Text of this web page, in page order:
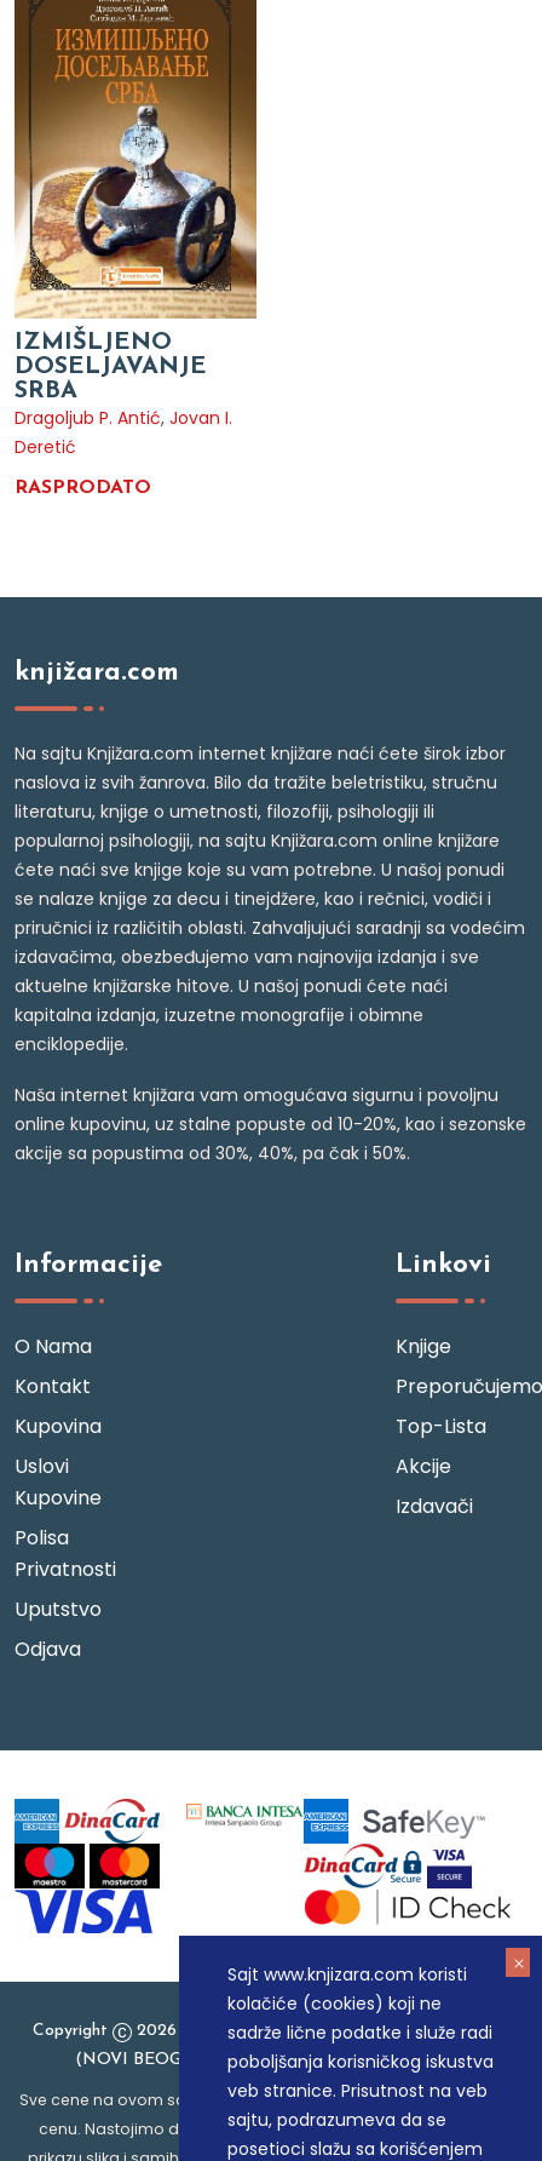
Sajt www.knjizara.com koristi
kolačiće (cookies) koji ne
sadrže lične podatke i služe radi
poboljšanja korisničkog iskustva
veb stranice. Prisutnost na veb
sajtu, podrazumeva da se
posetioci slažu sa korišćenjem
IZMIŠLJENO
DOSELJAVANJE
SRBA
Dragoljub P. Antić, Jovan I.
Deretić
RASPRODATO
knjižara.com
Na sajtu Knjižara.com internet knjižare naći ćete širok izbor
naslova iz svih žanrova. Bilo da tražite beletristiku, stručnu
literaturu, knjige o umetnosti, filozofiji, psihologiji ili
popularnoj psihologiji, na sajtu Knjižara.com online knjižare
ćete naći sve knjige koje su vam potrebne. U našoj ponudi
se nalaze knjige za decu i tinejdžere, kao i rečnici, vodiči i
priručnici iz različitih oblasti. Zahvaljujući saradnji sa vodećim
izdavačima, obezbeđujemo vam najnovija izdanja i sve
aktuelne knjižarske hitove. U našoj ponudi ćete naći
kapitalna izdanja, izuzetne monografije i obimne
enciklopedije.
Naša internet knjižara vam omogućava sigurnu i povoljnu
online kupovinu, uz stalne popuste od 10-20%, kao i sezonske
akcije sa popustima od 30%, 40%, pa čak i 50%.
Informacije
O Nama
Kontakt
Kupovina
Uslovi
Kupovine
Polisa
Privatnosti
Uputstvo
Odjava
Linkovi
Knjige
Preporučujemo
Top-Lista
Akcije
Izdavači
Copyright
2026 Knjizara.com - MAKART DOO BEOGRAD
(NOVI BEOGRAD), PIB: 105184104, MB: 20337524
Sve cene na ovom sajtu iskazane su u dinarima. PDV je uračunat u
cenu. Nastojimo da budemo što precizniji u opisu proizvoda,